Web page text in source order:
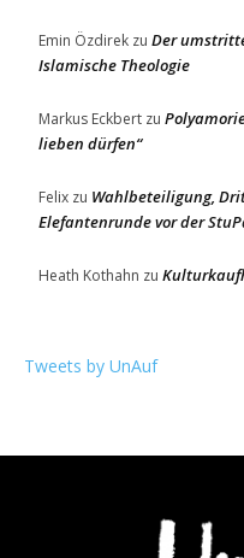
Emin Özdirek zu Der
Islamische Theologie
Markus Eckbert zu
lieben dürfen“
Felix zu Wahlbeteiligung,
Elefantenrunde vor der
Heath Kothahn zu
Tweets by UnAuf